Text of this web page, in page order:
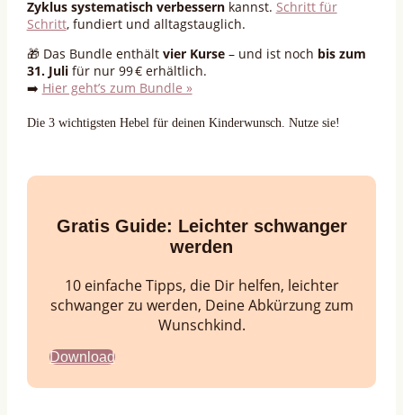
Zyklus systematisch verbessernkannst. Schritt für
Schritt, fundiert und alltagstauglich.
🎁 Das Bundle enthält vier Kurse– und ist noch bis zum
31. Julifür nur 99 € erhältlich.
➡️ Hier geht’s zum Bundle »
Die 3 wichtigsten Hebel für deinen Kinderwunsch. Nutze sie!
Gratis Guide: Leichter schwanger
werden
10 einfache Tipps, die Dir helfen, leichter
schwanger zu werden, Deine Abkürzung zum
Wunschkind.
Download